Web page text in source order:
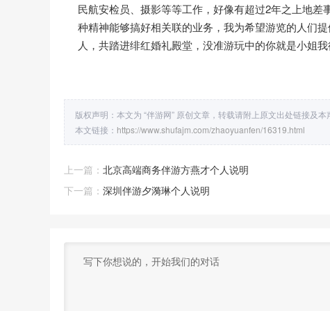
民航安检员、摄影等等工作，好像有超过2年之上地
种精神能够搞好相关联的业务，我为希望游览的人们
人，共踏进绯红婚礼殿堂，没准游玩中的你就是小姐
版权声明：本文为 “伴游网” 原创文章，转载请附上原文出处链接及本
本文链接： https://www.shufajm.com/zhaoyuanfen/16319.html
上一篇： 北京高端商务伴游方燕才个人说明
下一篇： 深圳伴游夕漪琳个人说明